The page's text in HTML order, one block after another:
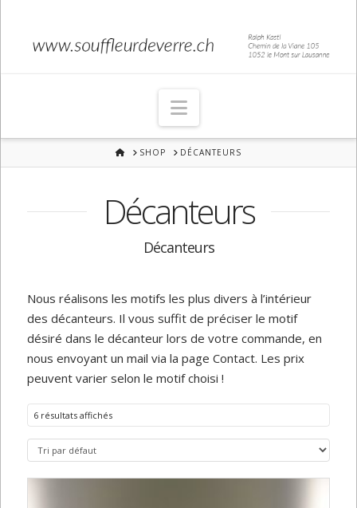
Navigation
HOMESHOP DÉCANTEURS
Décanteurs
Décanteurs
Nous réalisons les motifs les plus divers à l’intérieur
des décanteurs. Il vous suffit de préciser le motif
désiré dans le décanteur lors de votre commande, en
nous envoyant un mail via la page Contact. Les prix
peuvent varier selon le motif choisi !
6 résultats affichés